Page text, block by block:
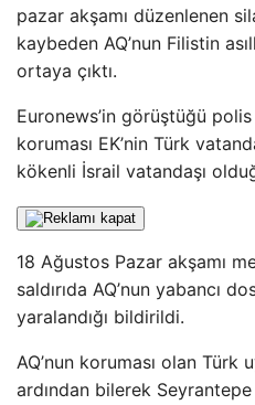
pazar akşamı düzenlenen
kaybeden AQ’nun Filistin
ortaya çıktı.
Euronews’in görüştüğü polis
koruması EK’nin Türk
kökenli İsrail vatandaşı
18 Ağustos Pazar akşamı
saldırıda AQ’nun yabancı
yaralandığı bildirildi.
AQ’nun koruması olan Türk
ardından bilerek